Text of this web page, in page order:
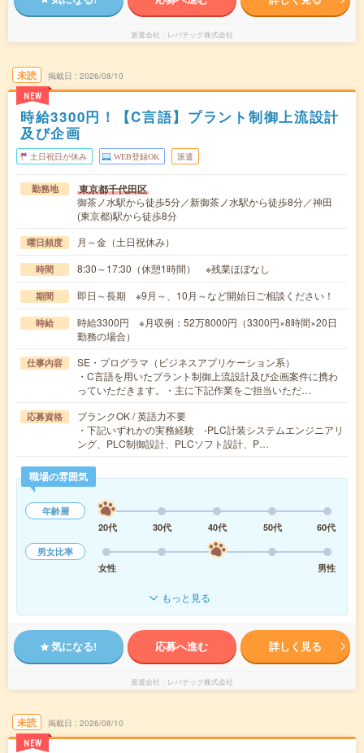
派遣会社 レバテック株式会社
未読
NEW
掲載日 2026/08/10
時給3300円！【C言語】プラント制御上流設計
及び企画
土日祝日が休み WEB登録OK 派遣
勤務地 東京都千代田区
御茶ノ水駅から徒歩5分／新御茶ノ水駅から徒歩8分／神田
(東京都)駅から徒歩8分
曜日頻度 月～金（土日祝休み）
時間 8:30～17:30（休憩1時間） ※残業ほぼなし
期間 即日～長期 ※9月～、10月～など開始日ご相談ください！
時給
時給3300円 ※月収例：52万8000円（3300円×8時間×20日
勤務の場合）
仕事内容
SE・プログラマ（ビジネスアプリケーション系）
・C言語を用いたプラント制御上流設計及び企画案件に携わ
っていただきます。・主に下記作業をご担当いただ…
応募資格
ブランクOK / 英語力不要
・下記いずれかの実務経験 -PLC計装システムエンジニアリ
ング、PLC制御設計、PLCソフト設計、P…
職場の雰囲気
年齢層
20代
30代 40代 50代
60代
男女比率
女性
男性
もっと見る
気になる! 応募へ進む 詳しく見る
派遣会社 レバテック株式会社
未読
NEW
掲載日 2026/08/10